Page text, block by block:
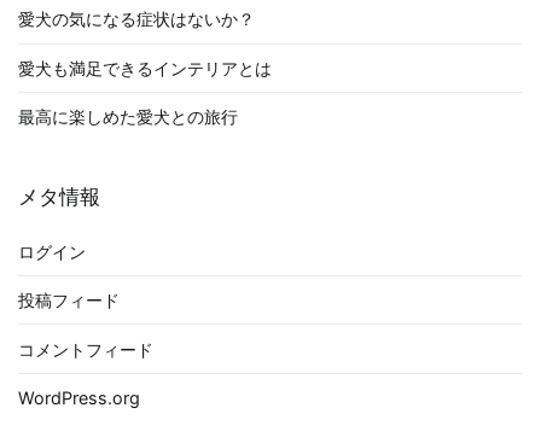
愛犬の気になる症状はないか？
愛犬も満足できるインテリアとは
最高に楽しめた愛犬との旅行
メタ情報
ログイン
投稿フィード
コメントフィード
WordPress.org